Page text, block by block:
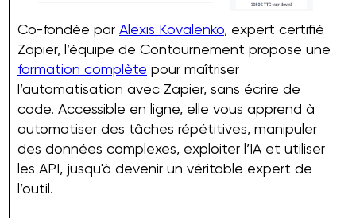
Co-fondée par Alexis Kovalenko, expert certifié
Zapier, l’équipe de Contournement propose une
formation complète pour maîtriser
l’automatisation avec Zapier, sans écrire de
code. Accessible en ligne, elle vous apprend à
automatiser des tâches répétitives, manipuler
des données complexes, exploiter l’IA et utiliser
les API, jusqu'à devenir un véritable expert de
l’outil.